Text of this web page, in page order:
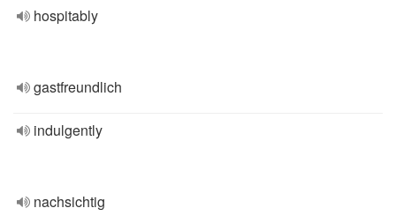
hospitably
gastfreundlich
indulgently
nachsichtig